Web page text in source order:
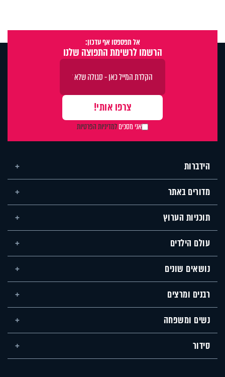
אל תפספסו אף עדכון:
הרשמו לרשימת התפוצה שלנו
אני מסכיםלמדיניות הפרטיות
הידברות
מדורים באתר
תוכניות הערוץ
עולם הילדים
נושאים שונים
רבנים ומרצים
נשים ומשפחה
סידור